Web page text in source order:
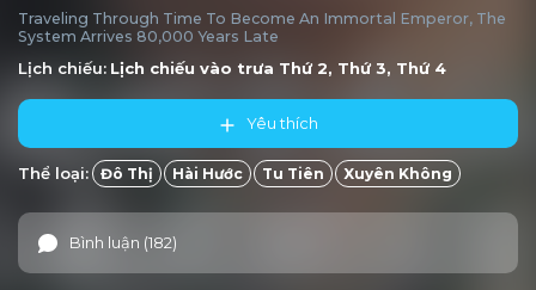
minh
Traveling Through Time To Become An Immortal Emperor, The
System Arrives 80,000 Years Late
Lịch chiếu: Lịch chiếu vào trưa Thứ 2, Thứ 3, Thứ 4
Yêu thích
Thể loại: Đô Thị Hài Hước Tu Tiên Xuyên Không
Bình luận (182)